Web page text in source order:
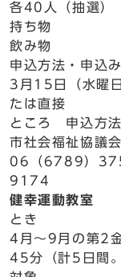
各40人（抽選）
持ち物
飲み物
申込方法・申込
3月15日（水曜
たは直接
ところ 申込方
市社会福祉協議
06（6789）
9174
健幸運動教室
とき
4月～9月の第2
45分（計5日間